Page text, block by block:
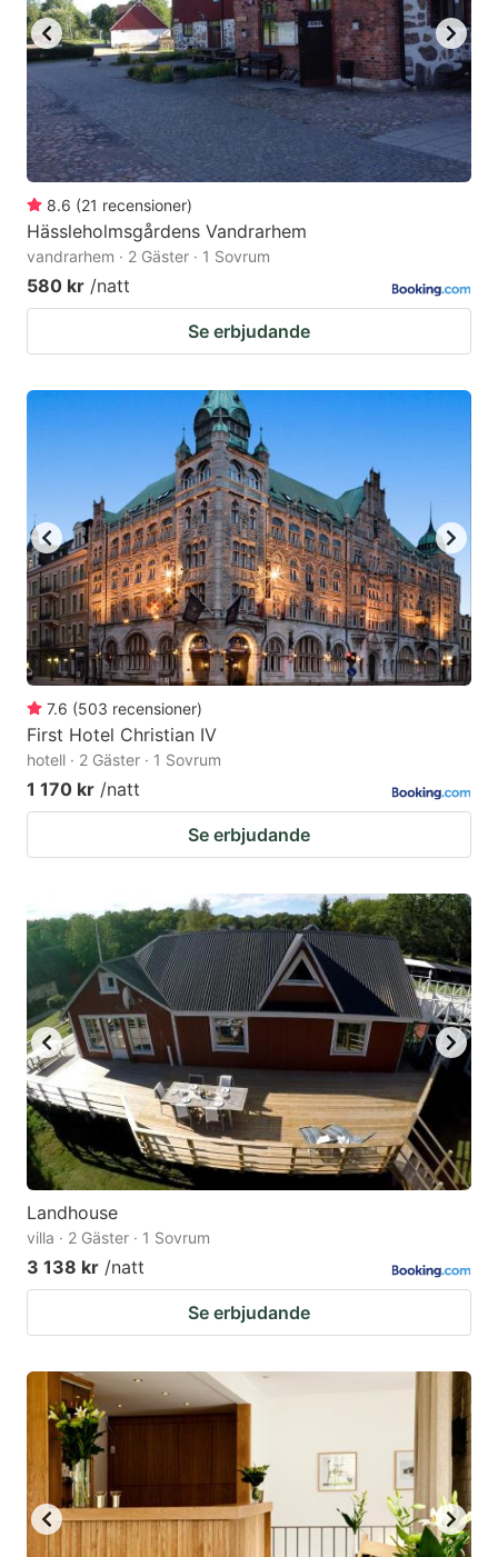
8.6 (21 recensioner)
Hässleholmsgårdens Vandrarhem
vandrarhem · 2 Gäster · 1 Sovrum
580 kr /natt
Se erbjudande
7.6 (503 recensioner)
First Hotel Christian IV
hotell · 2 Gäster · 1 Sovrum
1 170 kr /natt
Se erbjudande
Landhouse
villa · 2 Gäster · 1 Sovrum
3 138 kr /natt
Se erbjudande